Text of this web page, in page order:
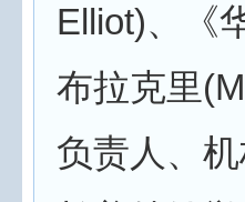
Elliot)、《
布拉克里
负责人、